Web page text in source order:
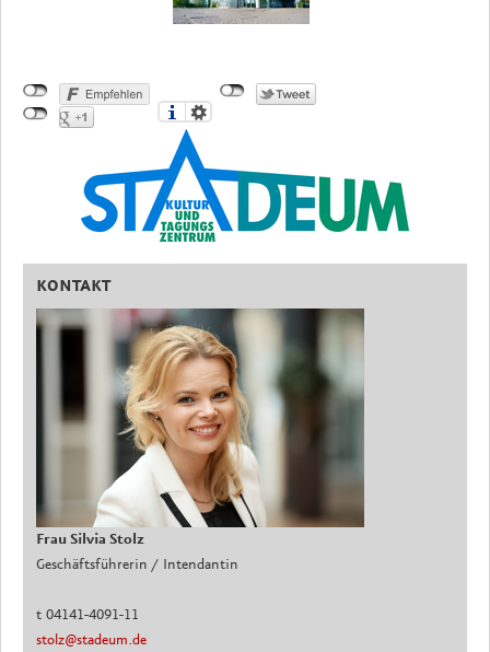
KONTAKT
Frau Silvia Stolz
Geschäftsführerin / Intendantin
t 04141-4091-11
stolz@stadeum.de